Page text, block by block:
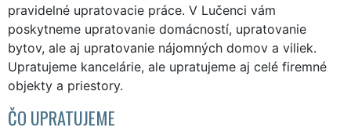
pravidelné upratovacie práce. V Lučenci vám
poskytneme upratovanie domácností, upratovanie
bytov, ale aj upratovanie nájomných domov a viliek.
Upratujeme kancelárie, ale upratujeme aj celé firemné
objekty a priestory.
ČO UPRATUJEME